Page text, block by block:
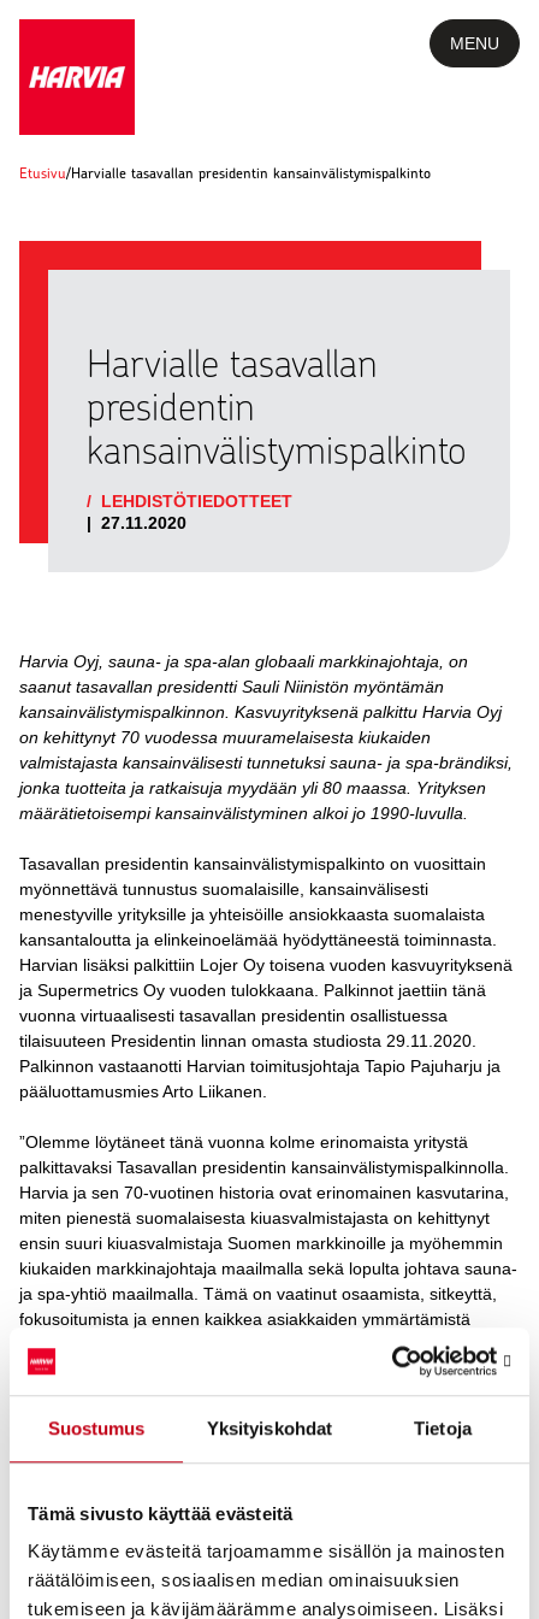
Suostumus Yksityiskohdat Tietoja
Tämä sivusto käyttää evästeitä
Käytämme evästeitä tarjoamamme sisällön ja mainosten
räätälöimiseen, sosiaalisen median ominaisuuksien
tukemiseen ja kävijämäärämme analysoimiseen. Lisäksi
MENU
Etusivu/Harvialle tasavallan presidentin kansainvälistymispalkinto
Harvialle tasavallan
presidentin
kansainvälistymispalkinto
/ LEHDISTÖTIEDOTTEET
| 27.11.2020
Harvia Oyj, sauna- ja spa-alan globaali markkinajohtaja, on
saanut tasavallan presidentti Sauli Niinistön myöntämän
kansainvälistymispalkinnon. Kasvuyrityksenä palkittu Harvia Oyj
on kehittynyt 70 vuodessa muuramelaisesta kiukaiden
valmistajasta kansainvälisesti tunnetuksi sauna- ja spa-brändiksi,
jonka tuotteita ja ratkaisuja myydään yli 80 maassa. Yrityksen
määrätietoisempi kansainvälistyminen alkoi jo 1990-luvulla.
Tasavallan presidentin kansainvälistymispalkinto on vuosittain
myönnettävä tunnustus suomalaisille, kansainvälisesti
menestyville yrityksille ja yhteisöille ansiokkaasta suomalaista
kansantaloutta ja elinkeinoelämää hyödyttäneestä toiminnasta.
Harvian lisäksi palkittiin Lojer Oy toisena vuoden kasvuyrityksenä
ja Supermetrics Oy vuoden tulokkaana. Palkinnot jaettiin tänä
vuonna virtuaalisesti tasavallan presidentin osallistuessa
tilaisuuteen Presidentin linnan omasta studiosta 29.11.2020.
Palkinnon vastaanotti Harvian toimitusjohtaja Tapio Pajuharju ja
pääluottamusmies Arto Liikanen.
”Olemme löytäneet tänä vuonna kolme erinomaista yritystä
palkittavaksi Tasavallan presidentin kansainvälistymispalkinnolla.
Harvia ja sen 70-vuotinen historia ovat erinomainen kasvutarina,
miten pienestä suomalaisesta kiuasvalmistajasta on kehittynyt
ensin suuri kiuasvalmistaja Suomen markkinoille ja myöhemmin
kiukaiden markkinajohtaja maailmalla sekä lopulta johtava sauna-
ja spa-yhtiö maailmalla. Tämä on vaatinut osaamista, sitkeyttä,
fokusoitumista ja ennen kaikkea asiakkaiden ymmärtämistä
ympäri maailmaa. Itse muistan jo omasta lapsuudestani, miten
arvostettu brändi Harvia oli ja on sitä edelleen”, sanoo Risto
Huhta-Koivisto, Business Finlandin kansainvälisen liiketoiminnan
kehityksen johtaja ja johtava neuvonantaja.
Vuonna 1950 perustettu Harvia listautui Helsingin pörssiin vuonna
ja perhe on edelleen mukana osakkaana. Vuonna 2020 konsernin
liikevaihdon uskotaan ylittävän 90 miljoonaa euroa ja konserni
työllistää noin 550 henkeä Suomessa, USA:ssa, Saksassa,